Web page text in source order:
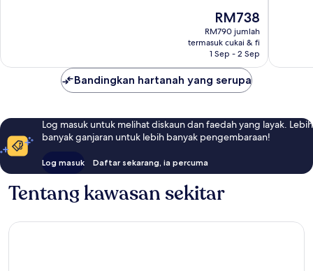
Harga
ialah
RM738
RM738
RM790 jumlah
termasuk cukai & fi
1 Sep - 2 Sep
Bandingkan hartanah yang serupa
Log masuk untuk melihat diskaun dan faedah yang layak. Lebih
banyak ganjaran untuk lebih banyak pengembaraan!
Log masuk Daftar sekarang, ia percuma
Tentang kawasan sekitar